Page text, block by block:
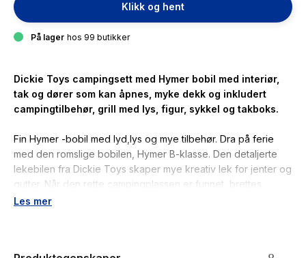
Klikk og hent
På lager hos 99 butikker
Dickie Toys campingsett med Hymer bobil med interiør,
tak og dører som kan åpnes, myke dekk og inkludert
campingtilbehør, grill med lys, figur, sykkel og takboks.
Fin Hymer -bobil med lyd,lys og mye tilbehør. Dra på ferie
med den romslige bobilen, Hymer B-klasse. Den detaljerte
lekebilen fra Dickie Toys skaper mye kreativ lek for jenter og
gutter. Når den rette campingplassen er funnet, brettes
sidepanelet på bobilen ned og bare fantasien setter
Les mer